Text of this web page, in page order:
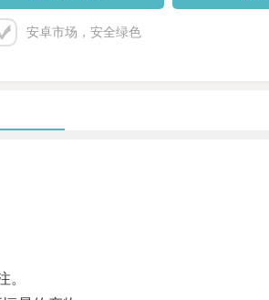
安卓市场，安全绿色
。